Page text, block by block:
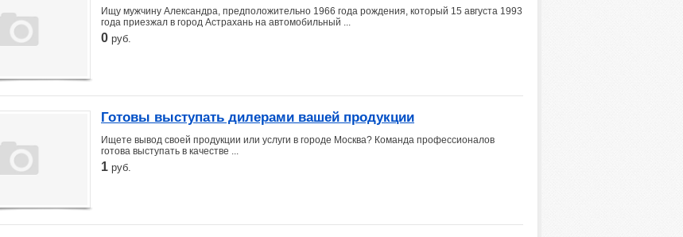
Ищу мужчину Александра, предположительно 1966 года рождения, который 15 августа 1993
года приезжал в город Астрахань на автомобильный ...
0 руб.
Готовы выступать дилерами вашей продукции
Ищете вывод своей продукции или услуги в городе Москва? Команда профессионалов
готова выступать в качестве ...
1 руб.